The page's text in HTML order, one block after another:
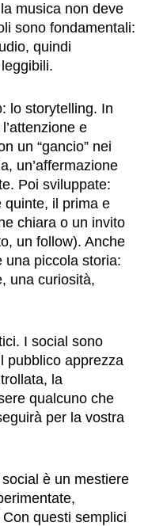
musica non deve
sono fondamentali:
quindi
lo storytelling. In
e
un “gancio” nei
un’affermazione
Poi sviluppate:
quinte, il prima e
chiara o un invito
un follow). Anche
una piccola storia:
una curiosità,
I social sono
pubblico apprezza
la
qualcuno che
per la vostra
è un mestiere
questi semplici